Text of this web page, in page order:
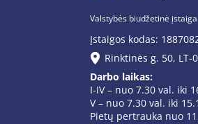
Valstybės biudžetinė įstaiga
Įstaigos kodas:
Rinktinės g. 50, LT-
Darbo laikas:
I-IV – nuo 7.30 val. iki
V – nuo 7.30 val. iki
Pietų pertrauka nuo